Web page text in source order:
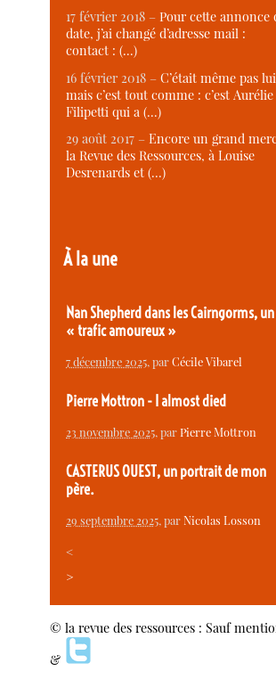
17 février 2018 –Pour cette annonce
date, j’ai changé d’adresse mail :
contact : (…)
16 février 2018 –C’était même pas
mais c’est tout comme : c’est Aurélie
Filipetti qui a (…)
29 août 2017 –Encore un grand
la Revue des Ressources, à Louise
Desrenards et (…)
À la une
Nan Shepherd dans les Cairngorms, un
« trafic amoureux »
7 décembre 2025, parCécile Vibarel
Pierre Mottron - I almost died
23 novembre 2025, parPierre Mottron
CASTERUS OUEST, un portrait de mon
père.
29 septembre 2025, parNicolas Losson
<
>
© la revue des ressources : Sauf
&